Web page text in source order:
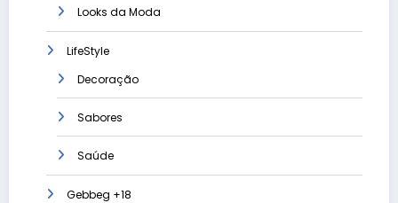
Looks da Moda
LifeStyle
Decoração
Sabores
Saúde
Gebbeg +18